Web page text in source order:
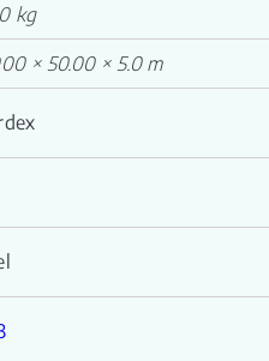
kg
× 50.00 × 5.0 m